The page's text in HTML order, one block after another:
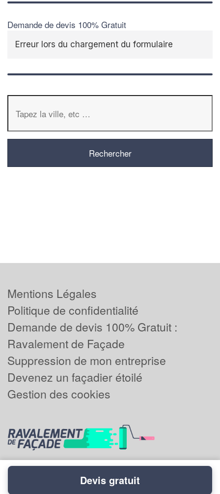
Demande de devis 100% Gratuit
Erreur lors du chargement du formulaire
Mentions Légales
Politique de confidentialité
Demande de devis 100% Gratuit :
Ravalement de Façade
Suppression de mon entreprise
Devenez un façadier étoilé
Gestion des cookies
Powered byPlus que pro
Devis gratuit